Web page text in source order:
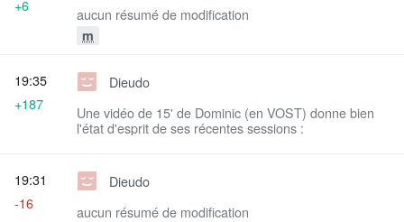
aucun résumé de modification
m
+6
Dieudo
Une vidéo de 15' de Dominic (en VOST) donne bien
l'état d'esprit de ses récentes sessions :
19:35
+187
Dieudo
aucun résumé de modification
19:31
-16